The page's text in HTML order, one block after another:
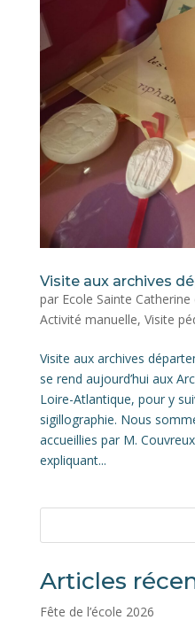
Visite aux archives
par Ecole Sainte Catherine
Activité manuelle, Visite
Visite aux archives
se rend aujourd’hui aux
Loire-Atlantique, pour y
sigillographie. Nous
accueillies par M.
expliquant...
Articles
Fête de l’école 2026